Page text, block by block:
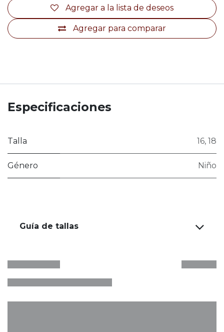
Agregar para comparar
Agregar a la lista de deseos
Especificaciones
Talla 16, 18
Género Niño
Guía de tallas